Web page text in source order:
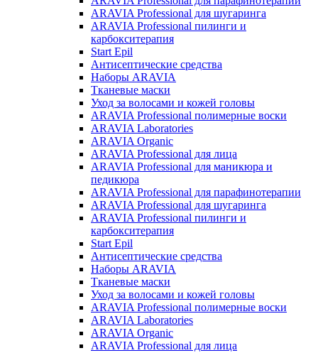
ARAVIA Professional для шугаринга
ARAVIA Professional пилинги и
карбокситерапия
Start Epil
Антисептические средства
Наборы ARAVIA
Тканевые маски
Уход за волосами и кожей головы
ARAVIA Professional полимерные воски
ARAVIA Laboratories
ARAVIA Organic
ARAVIA Professional для лица
ARAVIA Professional для маникюра и
педикюра
ARAVIA Professional для парафинотерапии
ARAVIA Professional для шугаринга
ARAVIA Professional пилинги и
карбокситерапия
Start Epil
Антисептические средства
Наборы ARAVIA
Тканевые маски
Уход за волосами и кожей головы
ARAVIA Professional полимерные воски
ARAVIA Laboratories
ARAVIA Organic
ARAVIA Professional для лица